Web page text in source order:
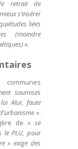
retrait de
mieux s’insérer
liées
(moindre
».
soumises
Alur, faute
».
de « se
le PLU, pour
» exige des